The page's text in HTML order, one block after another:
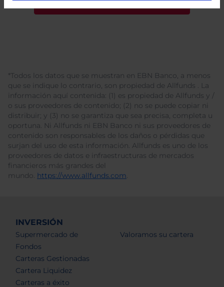
*Todos los datos que se muestran en EBN Banco, a menos
que se indique lo contrario, son propiedad de Allfunds . La
información aquí contenida: (1) es propiedad de Allfunds y /
o sus proveedores de contenido; (2) no se puede copiar ni
distribuir; y (3) no se garantiza que sea precisa, completa u
oportuna. Ni Allfunds ni EBN Banco ni sus proveedores de
contenido son responsables de los daños o pérdidas que
surjan del uso de esta información. Allfunds es uno de los
proveedores de datos e infraestructuras de mercados
financieros más grandes del
mundo. https://www.allfunds.com.
INVERSIÓN
Supermercado de
Fondos
Carteras Gestionadas
Cartera Liquidez
Carteras a éxito
Valoramos su cartera